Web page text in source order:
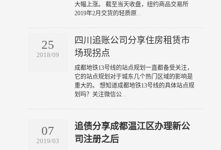
大幅上涨。 截至当天收盘，纽约商品交易所
2019年2月交货的轻质原...
25
2018/09
四川追账公司分享住房租赁市
场现拐点
​成都地铁13号线的站点规划一直都备受关注，
它的站点规划对于城东几个热门区域的影响是
重大的。 想知道成都地铁13号线的具体站点规
划吗？关注微信公...
07
2019/03
追债分享成都温江区办理新公
司注册之后